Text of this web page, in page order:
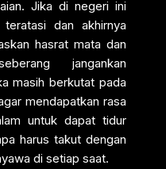
Jika di negeri ini
dan akhirnya
hasrat mata dan
jangankan
masih berkutat pada
mendapatkan rasa
untuk dapat tidur
harus takut dengan
di setiap saat.